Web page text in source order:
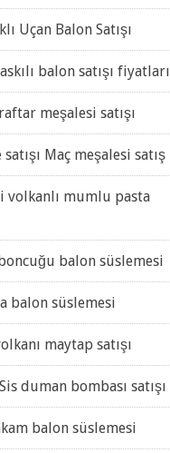
Uçan Balon Satışı
balon satışı fiyatları
meşalesi satışı
Maç meşalesi satış
volkanlı mumlu pasta
balon süslemesi
balon süslemesi
maytap satışı
duman bombası satışı
balon süslemesi